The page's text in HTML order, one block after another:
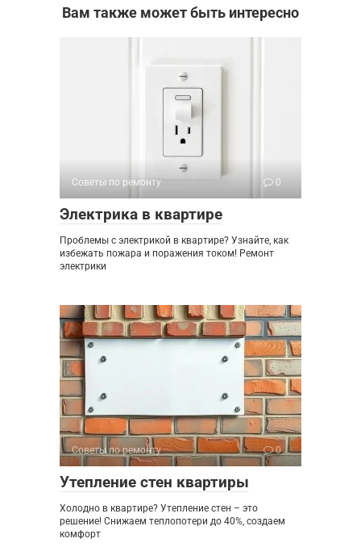
Вам также может быть интересно
Советы по ремонту 0
Электрика в квартире
Проблемы с электрикой в квартире? Узнайте, как
избежать пожара и поражения током! Ремонт
электрики
Советы по ремонту 0
Утепление стен квартиры
Холодно в квартире? Утепление стен – это
решение! Снижаем теплопотери до 40%, создаем
комфорт